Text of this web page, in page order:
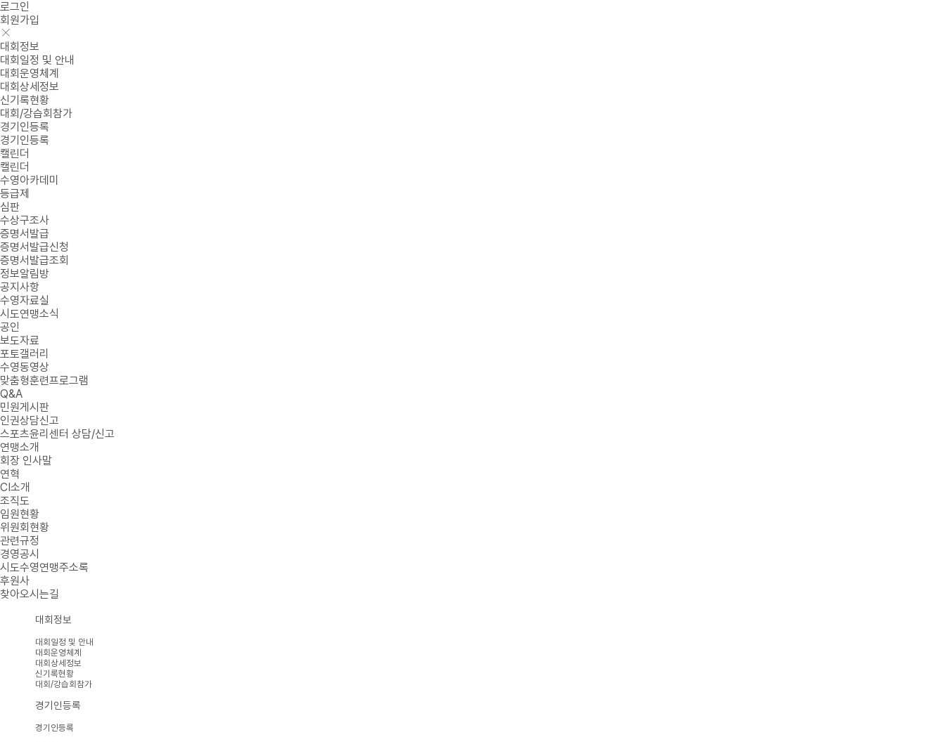
로그인
회원가입
대회정보
대회일정 및 안내
대회운영체계
대회상세정보
신기록현황
대회/강습회참가
경기인등록
경기인등록
캘린더
캘린더
수영아카데미
등급제
심판
수상구조사
증명서발급
증명서발급신청
증명서발급조회
정보알림방
공지사항
수영자료실
시도연맹소식
공인
보도자료
포토갤러리
수영동영상
맞춤형훈련프로그램
Q&A
민원게시판
인권상담신고
스포츠윤리센터 상담/신고
연맹소개
회장 인사말
연혁
CI소개
조직도
임원현황
위원회현황
관련규정
경영공시
시도수영연맹주소록
후원사
찾아오시는길
대회정보
대회일정 및 안내
대회운영체계
대회상세정보
신기록현황
대회/강습회참가
경기인등록
경기인등록